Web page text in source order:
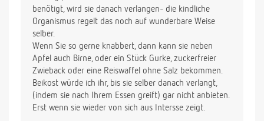
benötigt, wird sie danach verlangen- die kindliche
Organismus regelt das noch auf wunderbare Weise
selber.
Wenn Sie so gerne knabbert, dann kann sie neben
Apfel auch Birne, oder ein Stück Gurke, zuckerfreier
Zwieback oder eine Reiswaffel ohne Salz bekommen.
Beikost würde ich ihr, bis sie selber danach verlangt,
(indem sie nach Ihrem Essen greift) gar nicht anbieten.
Erst wenn sie wieder von sich aus Intersse zeigt.